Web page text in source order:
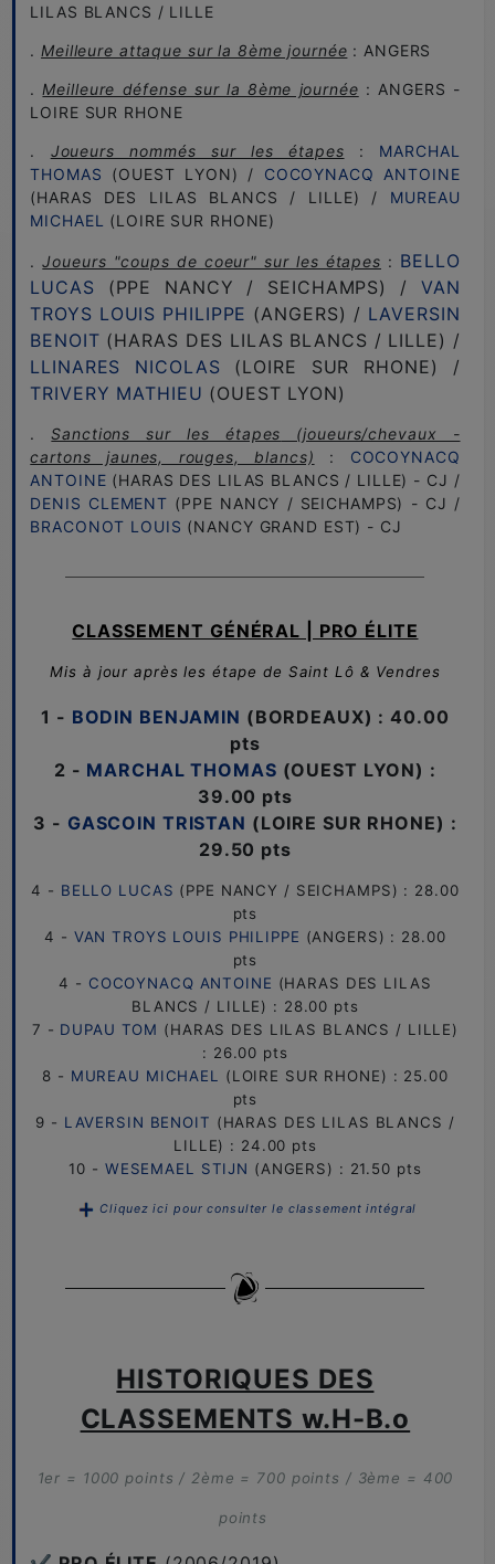
LILAS BLANCS / LILLE
. Meilleure attaque sur la 8ème journée : ANGERS
. Meilleure défense sur la 8ème journée : ANGERS -
LOIRE SUR RHONE
. Joueurs nommés sur les étapes : MARCHAL
THOMAS (OUEST LYON) / COCOYNACQ ANTOINE
(HARAS DES LILAS BLANCS / LILLE) / MUREAU
MICHAEL
(LOIRE SUR RHONE)
.Joueurs "coups de coeur" sur les étapes : BELLO
LUCAS (PPE NANCY / SEICHAMPS) / VAN
TROYS LOUIS PHILIPPE (ANGERS) / LAVERSIN
BENOIT (HARAS DES LILAS BLANCS / LILLE) /
LLINARES NICOLAS (LOIRE SUR RHONE) /
TRIVERY MATHIEU (OUEST LYON)
.Sanctions sur les étapes (joueurs/chevaux -
cartons jaunes, rouges, blancs) : COCOYNACQ
ANTOINE (HARAS DES LILAS BLANCS / LILLE) - CJ /
DENIS CLEMENT (PPE NANCY / SEICHAMPS) - CJ /
BRACONOT LOUIS (NANCY GRAND EST) - CJ
CLASSEMENT GÉNÉRAL | PRO ÉLITE
Mis à jour après les étape de Saint Lô & Vendres
1 - BODIN BENJAMIN (BORDEAUX) : 40.00
pts
2 - MARCHAL THOMAS (OUEST LYON) :
39.00 pts
3 - GASCOIN TRISTAN (LOIRE SUR RHONE) :
29.50 pts
4 - BELLO LUCAS (PPE NANCY / SEICHAMPS) : 28.00
pts
4 - VAN TROYS LOUIS PHILIPPE (ANGERS) : 28.00
pts
4 - COCOYNACQ ANTOINE (HARAS DES LILAS
BLANCS / LILLE) : 28.00 pts
7 - DUPAU TOM (HARAS DES LILAS BLANCS / LILLE)
: 26.00 pts
8 - MUREAU MICHAEL (LOIRE SUR RHONE) : 25.00
pts
9 - LAVERSIN BENOIT (HARAS DES LILAS BLANCS /
LILLE) : 24.00 pts
10 - WESEMAEL STIJN (ANGERS) : 21.50 pts
Cliquez ici pour consulter le classement intégral
HISTORIQUES DES
CLASSEMENTS w.H-B.o
1er = 1000 points / 2ème = 700 points / 3ème = 400
points